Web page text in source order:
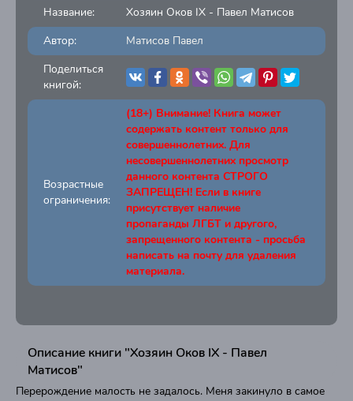
Название:
Хозяин Оков IX - Павел Матисов
Автор:
Матисов Павел
Поделиться
книгой:
Возрастные
ограничения:
(18+) Внимание! Книга может
содержать контент только для
совершеннолетних. Для
несовершеннолетних просмотр
данного контента СТРОГО
ЗАПРЕЩЕН! Если в книге
присутствует наличие
пропаганды ЛГБТ и другого,
запрещенного контента - просьба
написать на почту для удаления
материала.
Описание книги "Хозяин Оков IX - Павел
Матисов"
Перерождение малость не задалось. Меня закинуло в самое